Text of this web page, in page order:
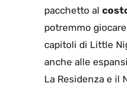
pacchetto al
potremmo
capitoli di Little
anche alle
La Residenza e il